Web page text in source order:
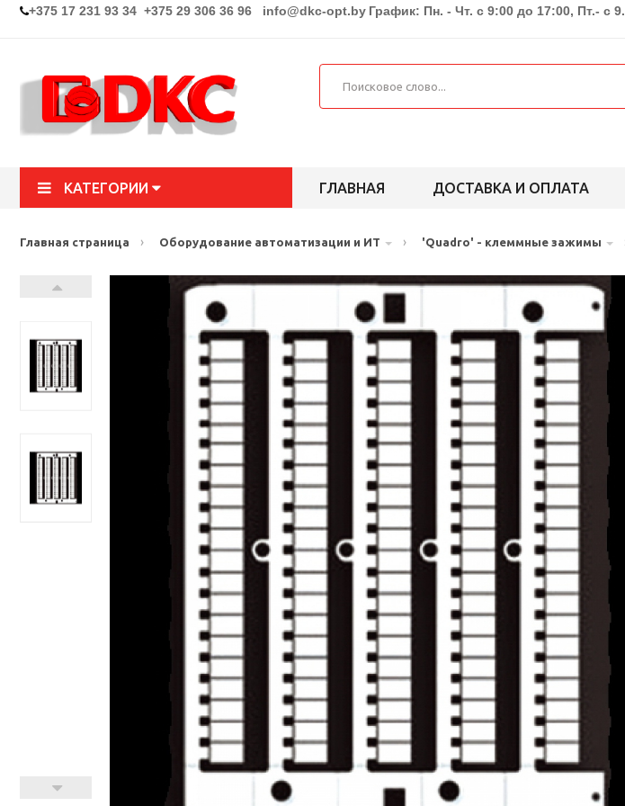
+375 17 231 93 34 +375 29 306 36 96 info@dkc-opt.by График: Пн. - Чт. с 9:00 до 17:00, Пт.- с
КАТЕГОРИИ ГЛАВНАЯ ДОСТАВКА И ОПЛАТА
Главная страница › Оборудование автоматизации и ИТ › 'Quadro' - клеммные зажимы